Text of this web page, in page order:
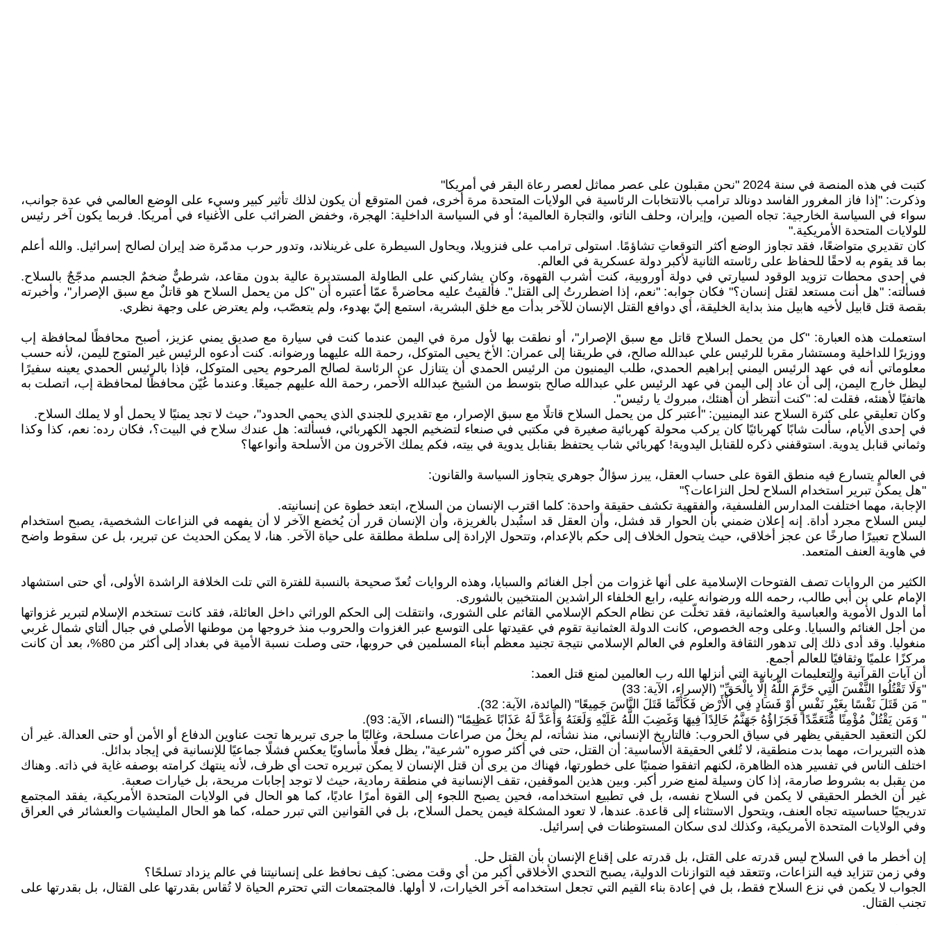
كتبت في هذه المنصة في سنة 2024 "نحن مقبلون على عصر مماثل لعصر رعاة البقر في أمريكا"
وذكرت: "إذا فاز المغرور الفاسد دونالد ترامب بالانتخابات الرئاسية في الولايات المتحدة مرة أخرى، فمن المتوقع أن يكون لذلك تأثير كبير وسيء على الوضع العالمي في عدة جوانب،
سواء في السياسة الخارجية: تجاه الصين، وإيران، وحلف الناتو، والتجارة العالمية؛ أو في السياسة الداخلية: الهجرة، وخفض الضرائب على الأغنياء في أمريكا. فربما يكون آخر رئيس
للولايات المتحدة الأمريكية."
كان تقديري متواضعًا، فقد تجاوز الوضع أكثر التوقعاتِ تشاؤمًا. استولى ترامب على فنزويلا، ويحاول السيطرة على غرينلاند، وتدور حرب مدمّرة ضد إيران لصالح إسرائيل. والله أعلم
بما قد يقوم به لاحقًا للحفاظ على رئاسته الثانية لأكبر دولة عسكرية في العالم.
في إحدى محطات تزويد الوقود لسيارتي في دولة أوروبية، كنت أشرب القهوة، وكان يشاركني على الطاولة المستديرة عالية بدون مقاعد، شرطيٌّ ضخمٌ الجسم مدجّجٌ بالسلاح.
فسألته: "هل أنت مستعد لقتل إنسان؟" فكان جوابه: "نعم، إذا اضطررتُ إلى القتل". فألقيتُ عليه محاضرةً عمّا أعتبره أن "كل من يحمل السلاح هو قاتلٌ مع سبق الإصرار"، وأخبرته
بقصة قتل قابيل لأخيه هابيل منذ بداية الخليقة، أي دوافع القتل الإنسان للآخر بدأت مع خلق البشرية، استمع إليّ بهدوء، ولم يتعصّب، ولم يعترض على وجهة نظري.
استعملت هذه العبارة: "كل من يحمل السلاح قاتل مع سبق الإصرار"، أو نطقت بها لأول مرة في اليمن عندما كنت في سيارة مع صديق يمني عزيز، أصبح محافظًا لمحافظة إب
ووزيرًا للداخلية ومستشار مقربا للرئيس علي عبدالله صالح، في طريقنا إلى عمران: الأخ يحيى المتوكل، رحمة الله عليهما ورضوانه. كنت أدعوه الرئيس غير المتوج لليمن، لأنه حسب
معلوماتي أنه في عهد الرئيس اليمني إبراهيم الحمدي، طلب اليمنيون من الرئيس الحمدي أن يتنازل عن الرئاسة لصالح المرحوم يحيى المتوكل، فإذا بالرئيس الحمدي يعينه سفيرًا
ليظل خارج اليمن، إلى أن عاد إلى اليمن في عهد الرئيس علي عبدالله صالح بتوسط من الشيخ عبدالله الأحمر، رحمة الله عليهم جميعًا. وعندما عُيّن محافظًا لمحافظة إب، اتصلت به
هاتفيًا لأهنئه، فقلت له: "كنت أنتظر أن أهنئك، مبروك يا رئيس".
وكان تعليقي على كثرة السلاح عند اليمنيين: "أعتبر كل من يحمل السلاح قاتلًا مع سبق الإصرار، مع تقديري للجندي الذي يحمي الحدود"، حيث لا تجد يمنيًا لا يحمل أو لا يملك السلاح.
في إحدى الأيام، سألت شابًا كهربائيًا كان يركب محولة كهربائية صغيرة في مكتبي في صنعاء لتضخيم الجهد الكهربائي، فسألته: هل عندك سلاح في البيت؟، فكان رده: نعم، كذا وكذا
وثماني قنابل يدوية. استوقفني ذكره للقنابل اليدوية! كهربائي شاب يحتفظ بقنابل يدوية في بيته، فكم يملك الآخرون من الأسلحة وأنواعها؟
في العالمٍ يتسارع فيه منطق القوة على حساب العقل، يبرز سؤالٌ جوهري يتجاوز السياسة والقانون:
"هل يمكن تبرير استخدام السلاح لحل النزاعات؟"
الإجابة، مهما اختلفت المدارس الفلسفية، والفقهية تكشف حقيقة واحدة: كلما اقترب الإنسان من السلاح، ابتعد خطوة عن إنسانيته.
ليس السلاح مجرد أداة. إنه إعلان ضمني بأن الحوار قد فشل، وأن العقل قد استُبدل بالغريزة، وأن الإنسان قرر أن يُخضع الآخر لا أن يفهمه في النزاعات الشخصية، يصبح استخدام
السلاح تعبيرًا صارخًا عن عجز أخلاقي، حيث يتحول الخلاف إلى حكم بالإعدام، وتتحول الإرادة إلى سلطة مطلقة على حياة الآخر. هنا، لا يمكن الحديث عن تبرير، بل عن سقوط واضح
في هاوية العنف المتعمد.
الكثير من الروايات تصف الفتوحات الإسلامية على أنها غزوات من أجل الغنائم والسبايا، وهذه الروايات تُعدّ صحيحة بالنسبة للفترة التي تلت الخلافة الراشدة الأولى، أي حتى استشهاد
الإمام علي بن أبي طالب، رحمه الله ورضوانه عليه، رابع الخلفاء الراشدين المنتخبين بالشورى.
أما الدول الأموية والعباسية والعثمانية، فقد تخلّت عن نظام الحكم الإسلامي القائم على الشورى، وانتقلت إلى الحكم الوراثي داخل العائلة، فقد كانت تستخدم الإسلام لتبرير غزواتها
من أجل الغنائم والسبايا. وعلى وجه الخصوص، كانت الدولة العثمانية تقوم في عقيدتها على التوسع عبر الغزوات والحروب منذ خروجها من موطنها الأصلي في جبال ألتاي شمال غربي
منغوليا. وقد أدى ذلك إلى تدهور الثقافة والعلوم في العالم الإسلامي نتيجة تجنيد معظم أبناء المسلمين في حروبها، حتى وصلت نسبة الأمية في بغداد إلى أكثر من 80%، بعد أن كانت
مركزًا علميًا وثقافيًا للعالم أجمع.
أن آيات القرآنية والتعليمات الربانية التي أنزلها الله رب العالمين لمنع قتل العمد:
"وَلَا تَقْتُلُوا النَّفْسَ الَّتِي حَرَّمَ اللَّهُ إِلَّا بِالْحَقِّ" (الإسراء، الآية: 33)
" مَن قَتَلَ نَفْسًا بِغَيْرِ نَفْسٍ أَوْ فَسَادٍ فِي الْأَرْضِ فَكَأَنَّمَا قَتَلَ النَّاسَ جَمِيعًا" (المائدة، الآية: 32).
" وَمَن يَقْتُلْ مُؤْمِنًا مُّتَعَمِّدًا فَجَزَاؤُهُ جَهَنَّمُ خَالِدًا فِيهَا وَغَضِبَ اللَّهُ عَلَيْهِ وَلَعَنَهُ وَأَعَدَّ لَهُ عَذَابًا عَظِيمًا" (النساء، الآية: 93).
لكن التعقيد الحقيقي يظهر في سياق الحروب: فالتاريخ الإنساني، منذ نشأته، لم يخلُ من صراعات مسلحة، وغالبًا ما جرى تبريرها تحت عناوين الدفاع أو الأمن أو حتى العدالة. غير أن
هذه التبريرات، مهما بدت منطقية، لا تُلغي الحقيقة الأساسية: أن القتل، حتى في أكثر صوره "شرعية"، يظل فعلًا مأساويًا يعكس فشلًا جماعيًا للإنسانية في إيجاد بدائل.
اختلف الناس في تفسير هذه الظاهرة، لكنهم اتفقوا ضمنيًا على خطورتها، فهناك من يرى أن قتل الإنسان لا يمكن تبريره تحت أي ظرف، لأنه ينتهك كرامته بوصفه غاية في ذاته. وهناك
من يقبل به بشروط صارمة، إذا كان وسيلة لمنع ضرر أكبر. وبين هذين الموقفين، تقف الإنسانية في منطقة رمادية، حيث لا توجد إجابات مريحة، بل خيارات صعبة.
غير أن الخطر الحقيقي لا يكمن في السلاح نفسه، بل في تطبيع استخدامه، فحين يصبح اللجوء إلى القوة أمرًا عاديًا، كما هو الحال في الولايات المتحدة الأمريكية، يفقد المجتمع
تدريجيًا حساسيته تجاه العنف، ويتحول الاستثناء إلى قاعدة. عندها، لا تعود المشكلة فيمن يحمل السلاح، بل في القوانين التي تبرر حمله، كما هو الحال المليشيات والعشائر في العراق
وفي الولايات المتحدة الأمريكية، وكذلك لدى سكان المستوطنات في إسرائيل.
إن أخطر ما في السلاح ليس قدرته على القتل، بل قدرته على إقناع الإنسان بأن القتل حل.
وفي زمن تتزايد فيه النزاعات، وتتعقد فيه التوازنات الدولية، يصبح التحدي الأخلاقي أكبر من أي وقت مضى: كيف نحافظ على إنسانيتنا في عالم يزداد تسلحًا؟
الجواب لا يكمن في نزع السلاح فقط، بل في إعادة بناء القيم التي تجعل استخدامه آخر الخيارات، لا أولها. فالمجتمعات التي تحترم الحياة لا تُقاس بقدرتها على القتال، بل بقدرتها على
تجنب القتال.